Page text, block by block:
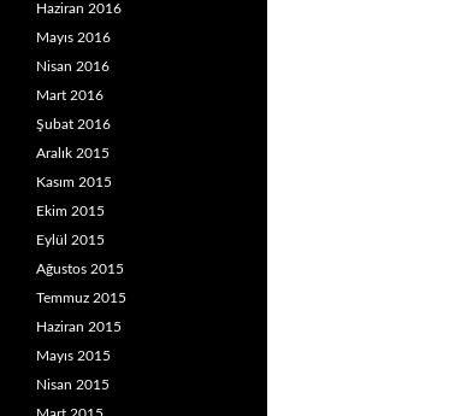
Haziran 2016
Mayıs 2016
Nisan 2016
Mart 2016
Şubat 2016
Aralık 2015
Kasım 2015
Ekim 2015
Eylül 2015
Ağustos 2015
Temmuz 2015
Haziran 2015
Mayıs 2015
Nisan 2015